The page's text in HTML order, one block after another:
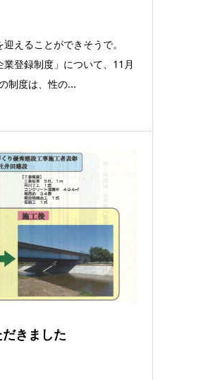
えることができそうで。
業登録制度」について、11月
制度は、性の...
きました